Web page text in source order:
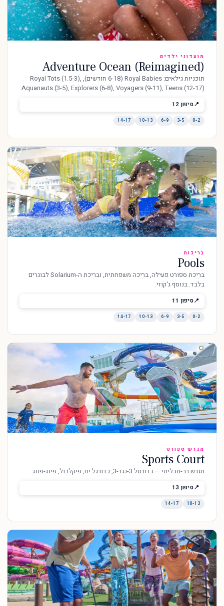
מועדוני ילדים
Adventure Ocean (Reimagined)
תוכניות גילאים: Royal Babies (6-18 חודשים), Royal Tots (1.5-3),
Aquanauts (3-5), Explorers (6-8), Voyagers (9-11), Teens (12-17).
סיפון 12
0-2
3-5
6-9
10-13
14-17
בריכות
Pools
בריכת ספורט פעילה, בריכה משפחתית, ובריכת ה-Solarium לבוגרים
בלבד. בנוסף ג'קוזי.
סיפון 11
0-2
3-5
6-9
10-13
14-17
מגרש ספורט
Sports Court
מגרש רב-תכליתי — כדורסל 3-נגד-3, כדורגל ים, פיקלבול, פינג-פונג.
סיפון 13
10-13
14-17